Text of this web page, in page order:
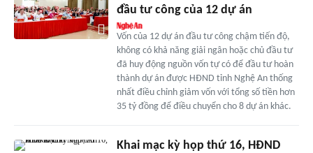
đầu tư công của 12 dự án
Vốn của 12 dự án đầu tư công chậm tiến độ,
không có khả năng giải ngân hoặc chủ đầu tư
đã huy động nguồn vốn tự có để đầu tư hoàn
thành dự án được HĐND tỉnh Nghệ An thống
nhất điều chỉnh giảm vốn với tổng số tiền hơn
35 tỷ đồng để điều chuyển cho 8 dự án khác.
Khai mạc kỳ họp thứ 16, HĐND